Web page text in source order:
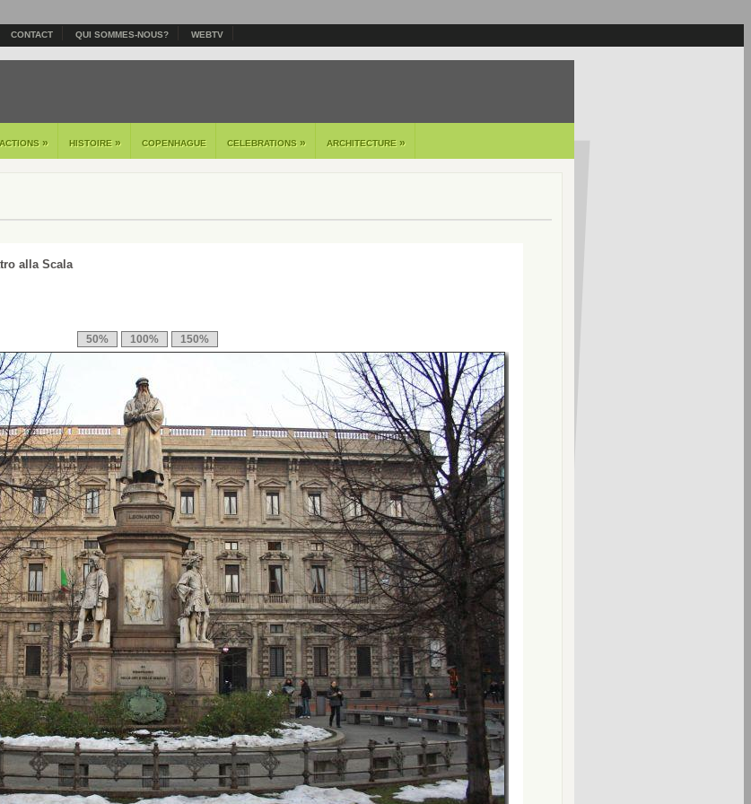
CONTACT QUI SOMMES-NOUS? WEBTV
» HISTOIRE » COPENHAGUE CELEBRATIONS » ARCHITECTURE »
alla Scala